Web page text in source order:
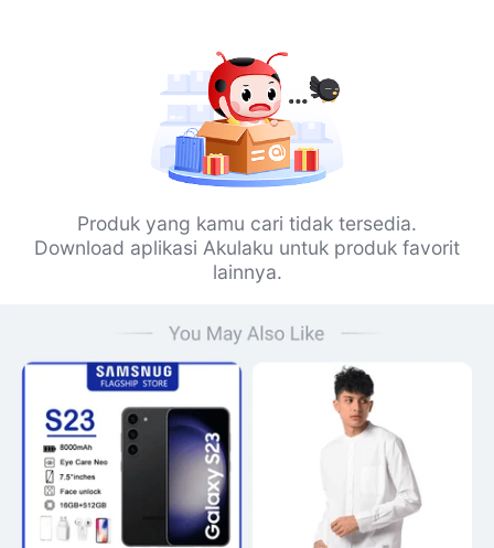
Produk yang kamu cari tidak tersedia.
Download aplikasi Akulaku untuk produk favorit
lainnya.